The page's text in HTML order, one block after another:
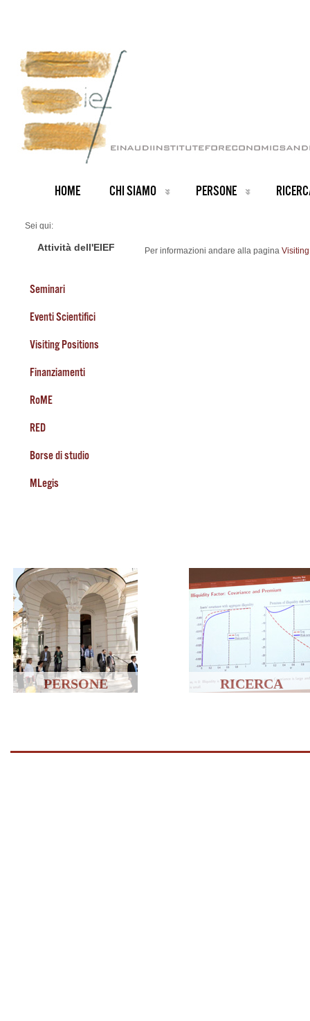
HOME CHI SIAMO PERSONE
Sei qui:
Visiting Positions
Attività dell'EIEF
Seminari
Eventi Scientifici
Visiting Positions
Finanziamenti
RoME
RED
Borse di studio
MLegis
Per informazioni andare alla pagina
PERSONE RICERCA